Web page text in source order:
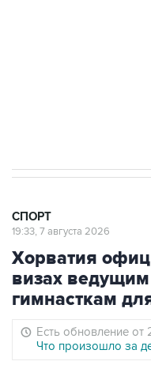
СПОРТ
19:33, 7 августа 2026
Хорватия
визах
гимнасткам
Есть обновление от
Что произошло за